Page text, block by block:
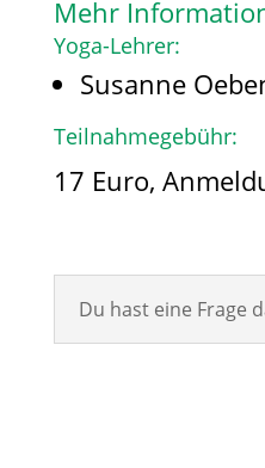
Mehr
Yoga-Lehrer:
Susanne
Teilnahmegebühr:
17 Euro,
Du hast eine Frage